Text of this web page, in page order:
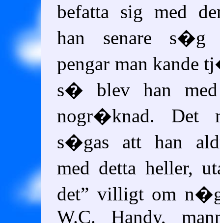
befatta sig med
han senare s�g
pengar man kande
s� blev han med
nogr�knad. Det
s�gas att han
med detta heller,
det
villigt om
W.C. Handy,